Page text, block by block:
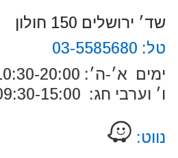
שד׳ ירושלים 150 חולון
טל: 03-5585680
ימים א׳-ה׳: 10:30-20:00
ו׳ וערבי חג: 09:30-15:00
נווט: